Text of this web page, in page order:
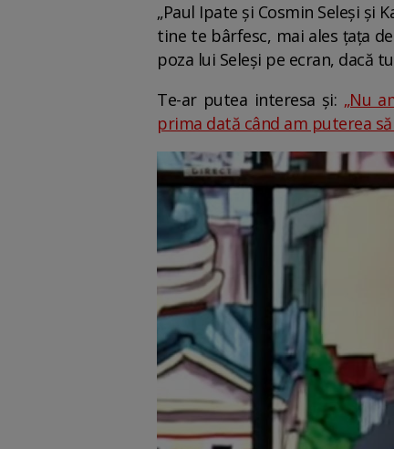
„Paul Ipate și Cosmin Seleși și
tine te bârfesc, mai ales țața
poza lui Seleși pe ecran, dacă
Te-ar putea interesa și: „Nu
prima dată când am puterea să